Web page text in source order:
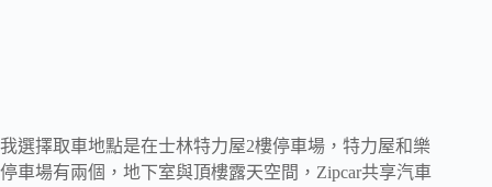
我選擇取車地點是在士林特力屋2樓停車場，特力屋和樂
停車場有兩個，地下室與頂樓露天空間，Zipcar共享汽車